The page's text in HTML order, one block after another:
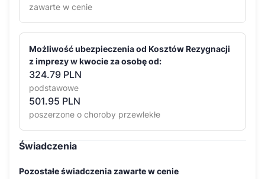
zawarte w cenie
Możliwość ubezpieczenia od Kosztów Rezygnacji
z imprezy w kwocie za osobę od:
324.79 PLN
podstawowe
501.95 PLN
poszerzone o choroby przewlekłe
Świadczenia
Pozostałe świadczenia zawarte w cenie